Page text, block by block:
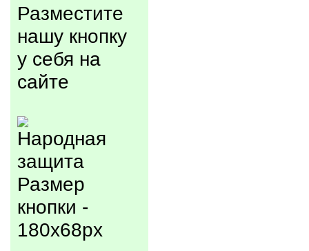
Разместите
нашу кнопку
у себя на
сайте
Размер
кнопки -
180x68px